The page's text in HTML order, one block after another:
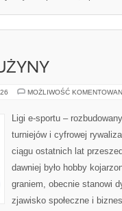
MOŻLIWOŚĆ
Ligi e-sportu –
turniejów i cyfrowej
ciągu ostatnich lat
dawniej było hobby
graniem, obecnie stanowi
zjawisko społeczne i